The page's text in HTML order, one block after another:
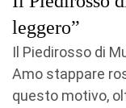
leggero”
Il Piedirosso di
Amo stappare
questo motivo,